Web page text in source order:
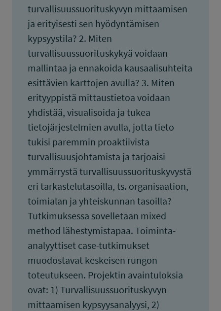
turvallisuussuorituskyvyn mittaamisen
ja erityisesti sen hyödyntämisen
kypsyystila? 2. Miten
turvallisuussuorituskykyä voidaan
mallintaa ja ennakoida kausaalisuhteita
esittävien karttojen avulla? 3. Miten
erityyppistä mittaustietoa voidaan
yhdistää, visualisoida ja tukea
tietojärjestelmien avulla, jotta tieto
tukisi paremmin proaktiivista
turvallisuusjohtamista ja tarjoaisi
ymmärrystä turvallisuussuorituskyvystä
eri tarkastelutasoilla, ts. organisaation,
toimialan ja yhteiskunnan tasoilla?
Tutkimuksessa sovelletaan mixed
method lähestymistapaa. Toiminta-
analyyttiset case-tutkimukset
muodostavat keskeisen rungon
toteutukseen. Projektin avaintuloksia
ovat: 1) Turvallisuussuorituskyvyn
mittaamisen kypsyysanalyysi, 2)